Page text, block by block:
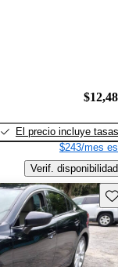
El precio incluye tasas
$243/mes
Verif. disponibilidad